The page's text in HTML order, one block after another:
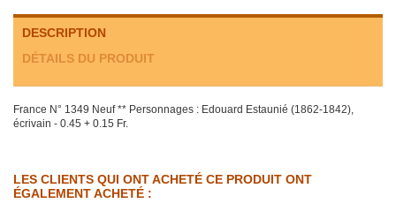
DESCRIPTION
DÉTAILS DU PRODUIT
France N° 1349 Neuf ** Personnages : Edouard Estaunié (1862-1842),
écrivain - 0.45 + 0.15 Fr.
LES CLIENTS QUI ONT ACHETÉ CE PRODUIT ONT
ÉGALEMENT ACHETÉ :